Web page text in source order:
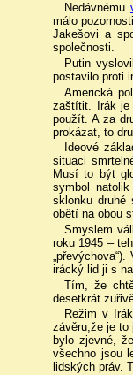
Nedávnému
málo
Jakešovi a
společnosti.
Putin
postavilo proti
Americká
zaštítit. Irák je
použít. A za
prokázat, to
Ideové
situaci
Musí to být
symbol
sklonku druhé
obětí na obou
Smyslem
roku 1945 –
irácký lid ji s
Tím, že
desetkrát
Režim v
závěru,že je to
bylo zjevné,
všechno jsou
lidských práv.